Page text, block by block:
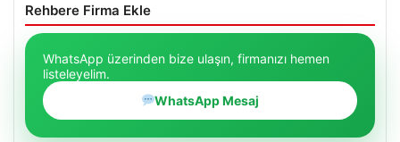
Rehbere Firma Ekle
WhatsApp üzerinden bize ulaşın, firmanızı hemen
listeleyelim.
WhatsApp Mesaj